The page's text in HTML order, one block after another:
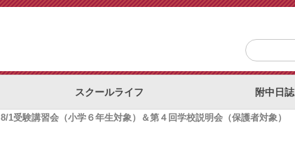
スクールライフ 附中日誌
8/1受験講習会（小学６年生対象）＆第４回学校説明会（保護者対象）